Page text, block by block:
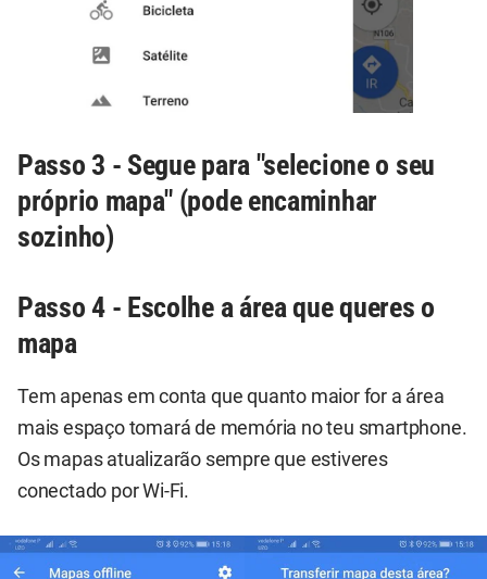
Passo 3 - Segue para "selecione o seu
próprio mapa" (pode encaminhar
sozinho)
Passo 4 - Escolhe a área que queres o
mapa
Tem apenas em conta que quanto maior for a área
mais espaço tomará de memória no teu smartphone.
Os mapas atualizarão sempre que estiveres
conectado por Wi-Fi.